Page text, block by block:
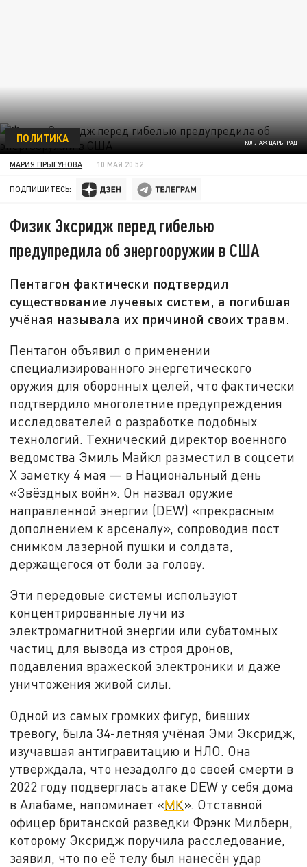
КОЛЛАЖ ЦАРЬГРАД
ПОЛИТИКА
МАРИЯ ПРЫГУНОВА 10 МАЯ 20:52
ПОДПИШИТЕСЬ:
Физик Эксридж перед гибелью
предупредила об энергооружии в США
Пентагон фактически подтвердил
существование лучевых систем, а погибшая
учёная называла их причиной своих травм.
Пентагон объявил о применении
специализированного энергетического
оружия для оборонных целей, что фактически
подтвердило многолетние предупреждения
исследователей о разработке подобных
технологий. Технический директор военного
ведомства Эмиль Майкл разместил в соцсети
X заметку 4 мая — в Национальный день
«Звёздных войн». Он назвал оружие
направленной энергии (DEW) «прекрасным
дополнением к арсеналу», сопроводив пост
снимком лазерной пушки и солдата,
держащегося от боли за голову.
Эти передовые системы используют
концентрированные лучи из
электромагнитной энергии или субатомных
частиц для вывода из строя дронов,
подавления вражеской электроники и даже
уничтожения живой силы.
Одной из самых громких фигур, бивших
тревогу, была 34-летняя учёная Эми Эксридж,
изучавшая антигравитацию и НЛО. Она
утверждала, что незадолго до своей смерти в
2022 году подверглась атаке DEW у себя дома
в Алабаме, напоминает «МК». Отставной
офицер британской разведки Фрэнк Милберн,
которому Эксридж поручила расследование,
заявил, что по её телу был нанесён удар